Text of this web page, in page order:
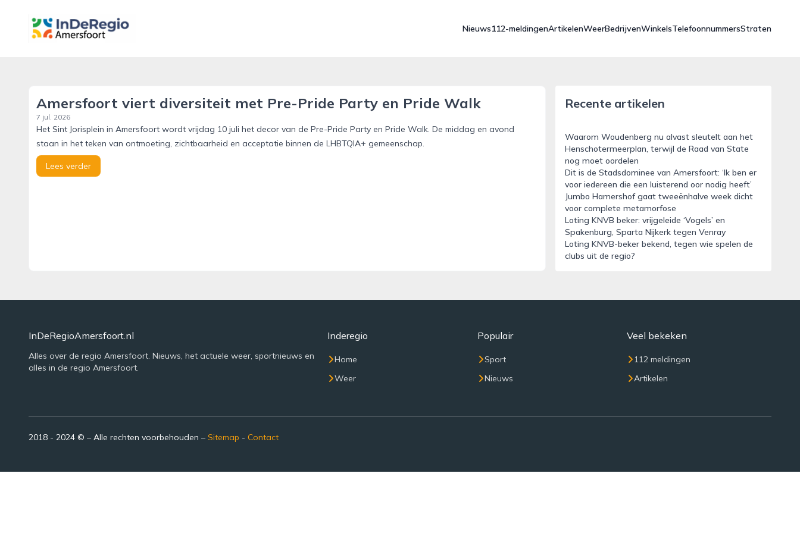
inderegioamersfoort.nl
Nieuws112-meldingenArtikelenWeerBedrijvenWinkelsTelefoonnummersStraten
Amersfoort viert diversiteit met Pre-Pride Party en Pride Walk
7 jul. 2026
Het Sint Jorisplein in Amersfoort wordt vrijdag 10 juli het decor van de Pre-Pride Party en Pride Walk. De middag en avond
staan in het teken van ontmoeting, zichtbaarheid en acceptatie binnen de LHBTQIA+ gemeenschap.
Lees verder
Recente artikelen
Waarom Woudenberg nu alvast sleutelt aan het
Henschotermeerplan, terwijl de Raad van State
nog moet oordelen
Dit is de Stadsdominee van Amersfoort: ‘Ik ben er
voor iedereen die een luisterend oor nodig heeft’
Jumbo Hamershof gaat tweeënhalve week dicht
voor complete metamorfose
Loting KNVB beker: vrijgeleide ‘Vogels’ en
Spakenburg, Sparta Nijkerk tegen Venray
Loting KNVB-beker bekend, tegen wie spelen de
clubs uit de regio?
InDeRegioAmersfoort.nl
Alles over de regio Amersfoort. Nieuws, het actuele weer, sportnieuws en
alles in de regio Amersfoort.
Inderegio
Home
Weer
Populair
Sport
Nieuws
Veel bekeken
112 meldingen
Artikelen
2018 - 2024 © – Alle rechten voorbehouden – Sitemap - Contact